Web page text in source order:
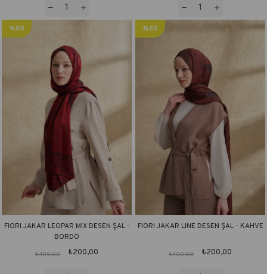
FIORI JAKAR LEOPAR MIX DESEN ŞAL -
BORDO
₺200,00
₺400,00
%50
FIORI JAKAR LINE DESEN ŞAL - KAHVE
₺200,00
₺400,00
%50